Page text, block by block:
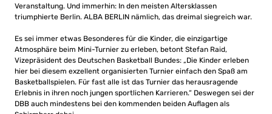
Veranstaltung. Und immerhin: In den meisten Altersklassen
triumphierte Berlin. ALBA BERLIN nämlich, das dreimal siegreich war.
Es sei immer etwas Besonderes für die Kinder, die einzigartige
Atmosphäre beim Mini-Turnier zu erleben, betont Stefan Raid,
Vizepräsident des Deutschen Basketball Bundes: „Die Kinder erleben
hier bei diesem exzellent organisierten Turnier einfach den Spaß am
Basketballspielen. Für fast alle ist das Turnier das herausragende
Erlebnis in ihren noch jungen sportlichen Karrieren.“ Deswegen sei der
DBB auch mindestens bei den kommenden beiden Auflagen als